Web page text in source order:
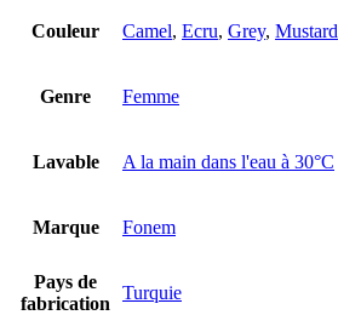
Couleur Camel, Ecru, Grey, Mustard
Genre Femme
Lavable A la main dans l'eau à 30°C
Marque Fonem
Pays de
fabrication
Turquie